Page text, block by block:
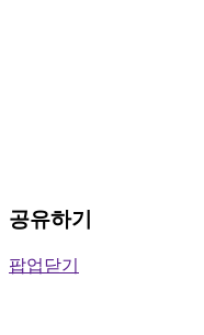
공유하기
팝업닫기